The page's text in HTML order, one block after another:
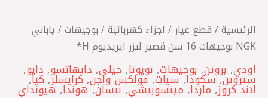
الرئيسية/ قطع غيار/ اجزاء كهربائية/ بوجيهات/ ياباني
NGK بوجيهات 16 سن قصير ليزر ايريديوم H*
اودي, بروتن, بوجيهات, تويوتا, جيلي, دايهاتسو, دايو,
ستروين,سكودا,سيات,فولكس واجن,كرايسلر,كيا,
لاند كروز,مازدا,ميتسوبيشي,نيسان,هوندا,هيونداي
ليزر
ايريديوم